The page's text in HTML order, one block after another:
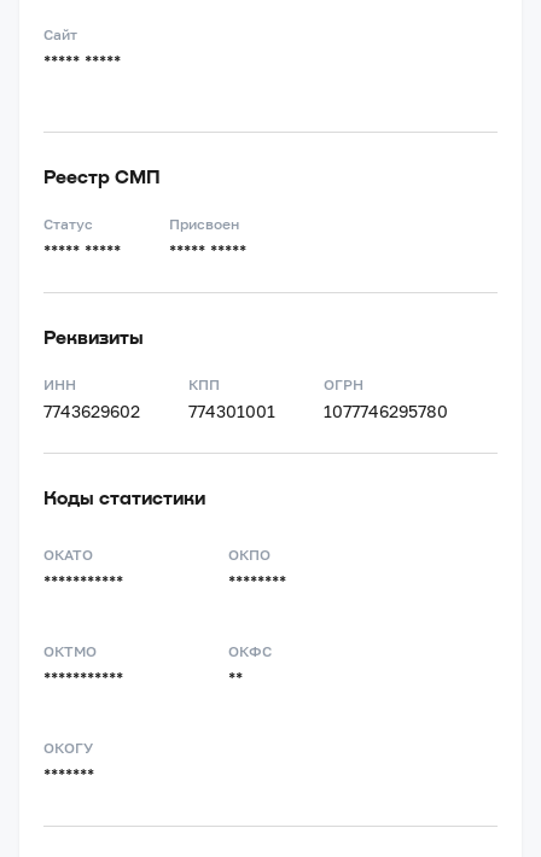
Сайт
***** *****
Реестр СМП
Статус
***** *****
Присвоен
***** *****
Реквизиты
ИНН
7743629602
КПП
774301001
ОГРН
1077746295780
Коды статистики
ОКАТО
***********
ОКПО
********
ОКТМО
***********
ОКФС
**
ОКОГУ
*******